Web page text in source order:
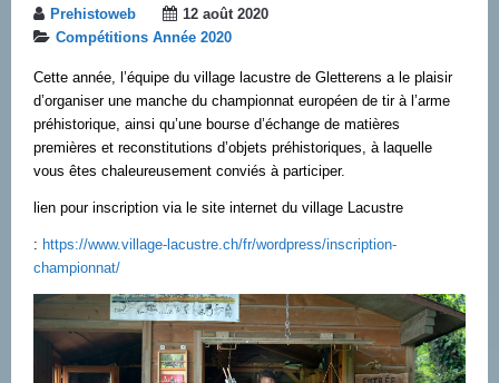
Prehistoweb
12 août 2020
Compétitions Année 2020
Cette année, l’équipe du village lacustre de Gletterens a le plaisir
d’organiser une manche du championnat européen de tir à l’arme
préhistorique, ainsi qu’une bourse d’échange de matières
premières et reconstitutions d’objets préhistoriques, à laquelle
vous êtes chaleureusement conviés à participer.
lien pour inscription via le site internet du village Lacustre
: https://www.village-lacustre.ch/fr/wordpress/inscription-
championnat/